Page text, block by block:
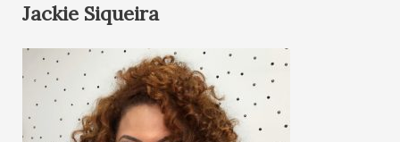
Jackie Siqueira